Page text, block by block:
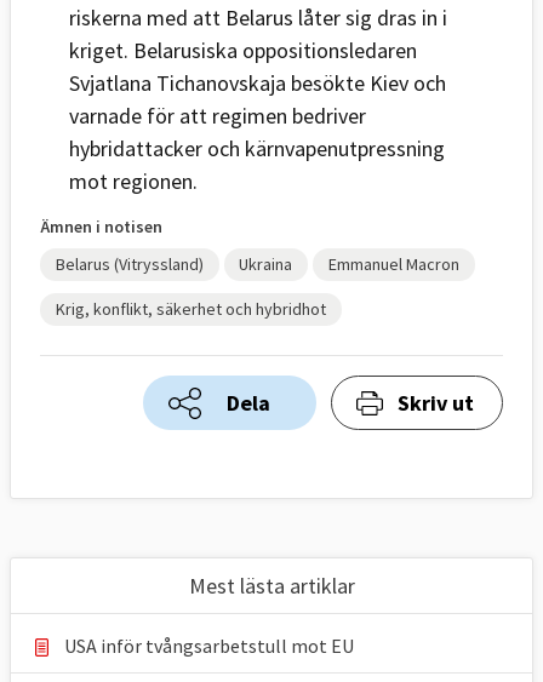
riskerna med att Belarus låter sig dras in i
kriget. Belarusiska oppositionsledaren
Svjatlana Tichanovskaja besökte Kiev och
varnade för att regimen bedriver
hybridattacker och kärnvapenutpressning
mot regionen.
Ämnen i notisen
Belarus (Vitryssland)
Ukraina Emmanuel Macron
Krig, konflikt, säkerhet och hybridhot
Dela Skriv ut
Mest lästa artiklar
USA inför tvångsarbetstull mot EU